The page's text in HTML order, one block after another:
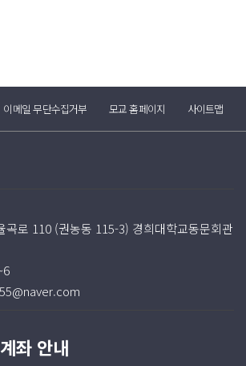
이메일 무단수집거부 모교 홈페이지 사이트맵
곡로 110 (권농동 115-3) 경희대학교동문회관
좌 안내